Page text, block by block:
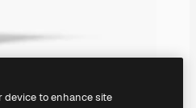
device to enhance site